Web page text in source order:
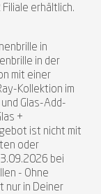
erhältlich.
in
in der
mit einer
Kollektion im
Glas-Add-
+
ist nicht mit
oder
bei
- Ohne
nur in Deiner